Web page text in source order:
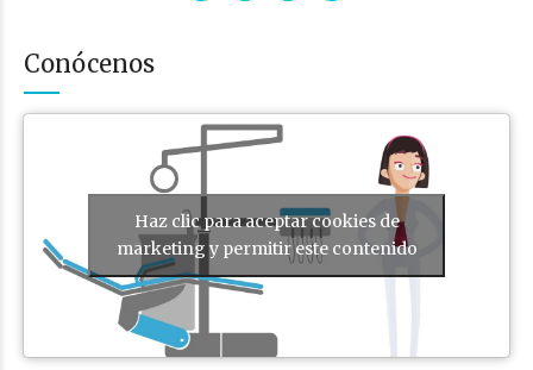
Conócenos
Haz clic para aceptar cookies de
marketing y permitir este contenido